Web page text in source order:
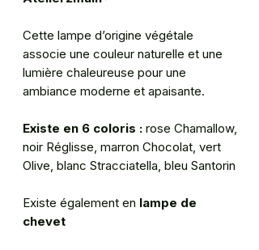
Cette lampe d’origine végétale
associe une couleur naturelle et une
lumière chaleureuse pour une
ambiance moderne et apaisante.
Existe en 6 coloris : rose Chamallow,
noir Réglisse, marron Chocolat, vert
Olive, blanc Stracciatella, bleu Santorin
Existe également en lampe de
chevet